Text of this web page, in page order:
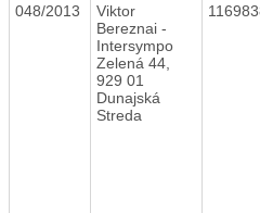
048/2013
Viktor
Bereznai -
Intersympo
Zelená 44,
929 01
Dunajská
Streda